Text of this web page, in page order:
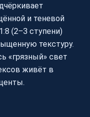
и теневой
(2–3 ступени)
текстуру.
«грязный» свет
живёт в